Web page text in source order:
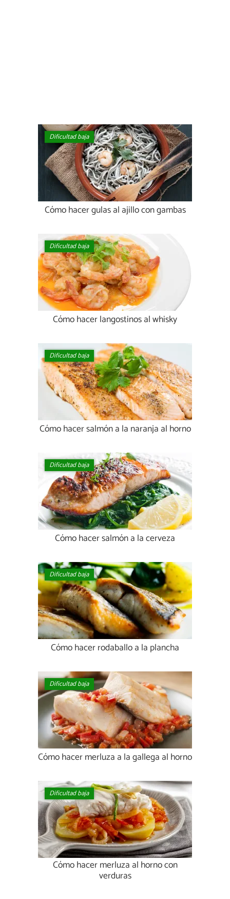
Dificultad baja
Cómo hacer gulas al ajillo con gambas
Dificultad baja
Cómo hacer langostinos al whisky
Dificultad baja
Cómo hacer salmón a la naranja al horno
Dificultad baja
Cómo hacer salmón a la cerveza
Dificultad baja
Cómo hacer rodaballo a la plancha
Dificultad baja
Cómo hacer merluza a la gallega al horno
Dificultad baja
Cómo hacer merluza al horno con
verduras